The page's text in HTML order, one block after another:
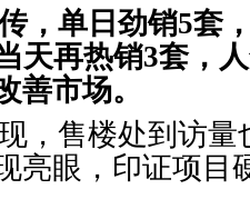
，单日劲销5套
天再热销3套，
善市场。
，售楼处到访量
亮眼，印证项目